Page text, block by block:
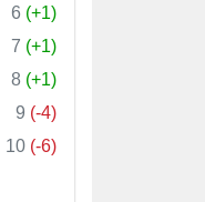
6 (+1)
7 (+1)
8 (+1)
9 (-4)
10 (-6)